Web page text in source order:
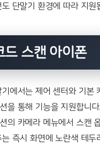
단말기 환경에 따라 지원
드 스캔 아이폰
에서는 제어 센터와 기본
을 통해 기능을 지원합니
의 카메라 메뉴에서 스캔
즉시 화면에 노란색 테두